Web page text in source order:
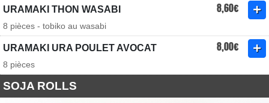
URAMAKI THON WASABI 8,60€
8 pièces - tobiko au wasabi
URAMAKI URA POULET AVOCAT 8,00€
8 pièces
SOJA ROLLS